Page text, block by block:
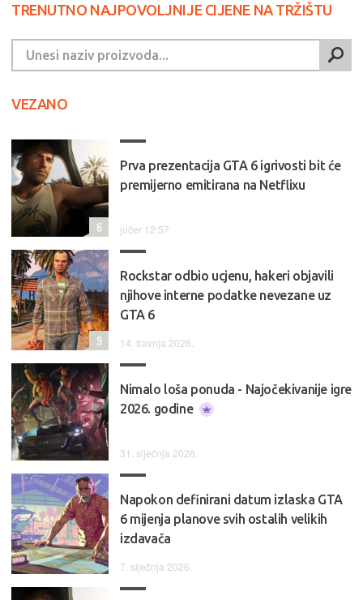
TRENUTNO NAJPOVOLJNIJE CIJENE NA TRŽIŠTU
VEZANO
Prva prezentacija GTA 6 igrivosti bit će
premijerno emitirana na Netflixu
jučer 12:57
6
Rockstar odbio ucjenu, hakeri objavili
njihove interne podatke nevezane uz
GTA 6
14. travnja 2026.
9
Nimalo loša ponuda - Najočekivanije igre
2026. godine
31. siječnja 2026.
Napokon definirani datum izlaska GTA
6 mijenja planove svih ostalih velikih
izdavača
7. siječnja 2026.